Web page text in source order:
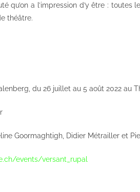
qu’on a l’impression d’y être :
théâtre.
du 26 juillet au 5 août 2022 au
Goormaghtigh, Didier Métrailler et
events/versant_rupal